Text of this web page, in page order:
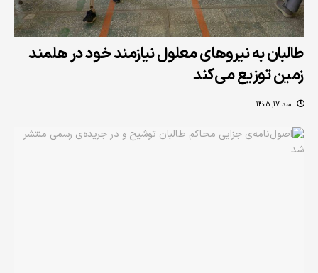
طالبان به نیروهای معلول نیازمند خود در هلمند
زمین توزیع می‌کند
اسد 17, 1405